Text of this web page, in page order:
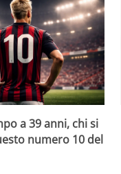
a 39 anni, chi si
numero 10 del